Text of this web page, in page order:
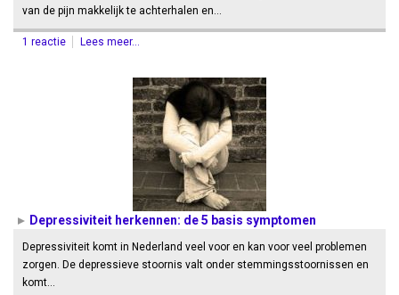
van de pijn makkelijk te achterhalen en…
1 reactie Lees meer...
Depressiviteit herkennen: de 5 basis symptomen
Depressiviteit komt in Nederland veel voor en kan voor veel problemen
zorgen. De depressieve stoornis valt onder stemmingsstoornissen en
komt…